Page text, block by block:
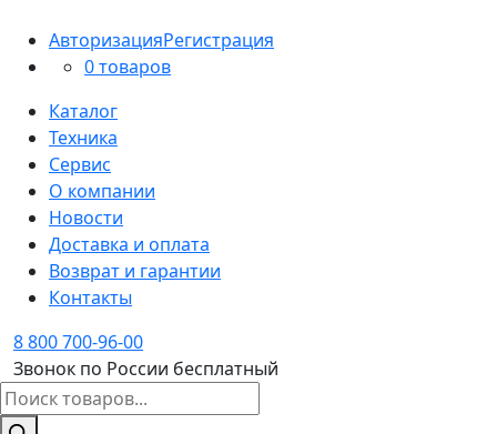
АвторизацияРегистрация
0 товаров
Каталог
Техника
Сервис
О компании
Новости
Доставка и оплата
Возврат и гарантии
Контакты
8 800 700-96-00
Звонок по России бесплатный
Поиск
товаров